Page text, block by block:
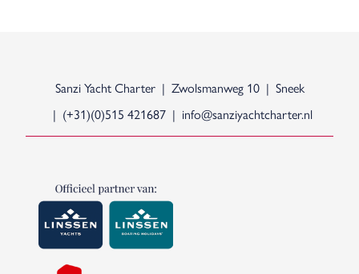
Sanzi Yacht Charter Zwolsmanweg 10
Sneek
(+31)(0)515 421687
info@sanziyachtcharter.nl